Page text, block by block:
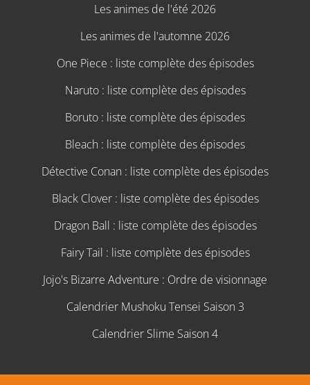
Les animes de l'été 2026
Les animes de l'automne 2026
One Piece : liste complète des épisodes
Naruto : liste complète des épisodes
Boruto : liste complète des épisodes
Bleach : liste complète des épisodes
Détective Conan : liste complète des épisodes
Black Clover : liste complète des épisodes
Dragon Ball : liste complète des épisodes
Fairy Tail : liste complète des épisodes
Jojo's Bizarre Adventure : Ordre de visionnage
Calendrier Mushoku Tensei Saison 3
Calendrier Slime Saison 4